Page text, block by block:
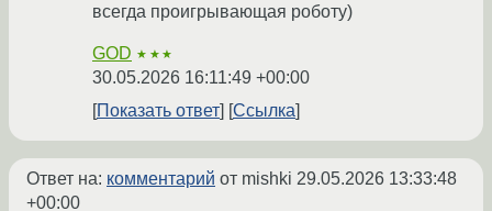
всегда проигрывающая роботу)
GOD ★★★
30.05.2026 16:11:49 +00:00
Показать ответ
Ссылка
Ответ на: комментарий от mishki 29.05.2026 13:33:48
+00:00